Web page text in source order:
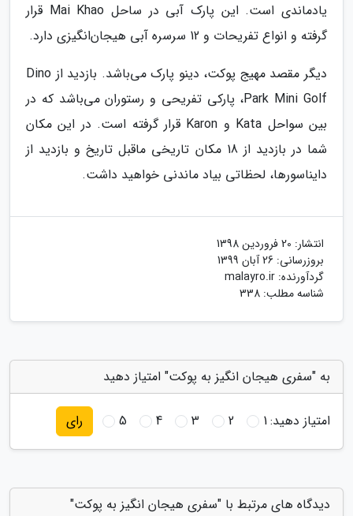
یادماندی است. این پارک آبی در ساحل Mai Khao قرار
گرفته و انواع تفریحات و 12 سرسره آبی هیجان‌انگیزی دارد.
دیگر مقصد مهیج پوکت، دینو پارک می‌باشد. بازدید از Dino
Park Mini Golf، پارکی تفریحی و رستوران می‌باشد که در
بین سواحل Kata و Karon قرار گرفته است. در این مکان
شما در بازدید از 18 مکان تاریخی ماقبل تاریخ و بازدید از
دایناسورها، لحظاتی بیاد ماندنی خواهید داشت.
انتشار: 20 فروردین 1398
بروزرسانی: 26 آبان 1399
گردآورنده: malayro.ir
شناسه مطلب: 338
به "سفری هیجان انگیز به پوکت" امتیاز دهید
امتیاز دهید:1
2
3
4
5 رای
دیدگاه های مرتبط با "سفری هیجان انگیز به پوکت"